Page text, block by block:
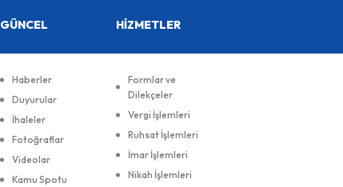
GÜNCEL
Haberler
Duyurular
İhaleler
Fotoğraflar
Videolar
Kamu Spotu
HİZMETLER
Formlar ve
Dilekçeler
Vergi İşlemleri
Ruhsat İşlemleri
İmar İşlemleri
Nikah İşlemleri